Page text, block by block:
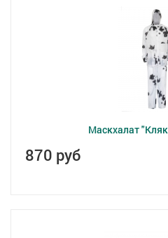
Маскхалат
870 руб